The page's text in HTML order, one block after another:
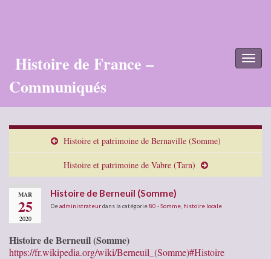
Histoire de France –
Communiqués
Histoire et patrimoine de Bernaville (Somme)
Histoire et patrimoine de Vabre (Tarn)
MAR
25
2020
Histoire de Berneuil (Somme)
Deadministrateurdans la catégorie80 - Somme histoire locale
Histoire de Berneuil (Somme)
https://fr.wikipedia.org/wiki/Berneuil_(Somme)#Histoire